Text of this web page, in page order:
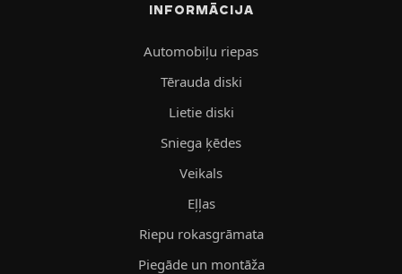
INFORMĀCIJA
Automobiļu riepas
Tērauda diski
Lietie diski
Sniega ķēdes
Veikals
Eļļas
Riepu rokasgrāmata
Piegāde un montāža